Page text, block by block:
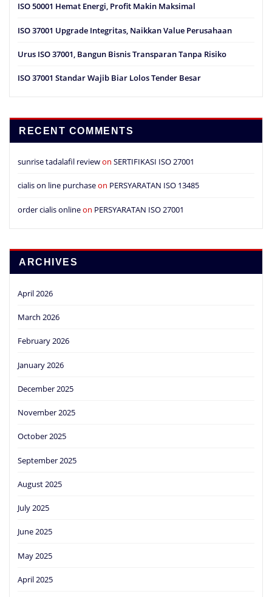
ISO 50001 Hemat Energi, Profit Makin Maksimal
ISO 37001 Upgrade Integritas, Naikkan Value Perusahaan
Urus ISO 37001, Bangun Bisnis Transparan Tanpa Risiko
ISO 37001 Standar Wajib Biar Lolos Tender Besar
RECENT COMMENTS
sunrise tadalafil reviewon SERTIFIKASI ISO 27001
cialis on line purchaseon PERSYARATAN ISO 13485
order cialis onlineon PERSYARATAN ISO 27001
ARCHIVES
April 2026
March 2026
February 2026
January 2026
December 2025
November 2025
October 2025
September 2025
August 2025
July 2025
June 2025
May 2025
April 2025